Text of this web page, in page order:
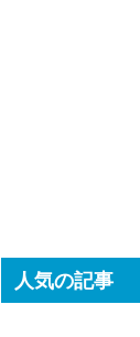
人気の記事